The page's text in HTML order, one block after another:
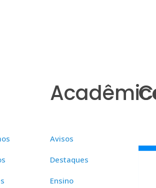
Avisos
Destaques
Ensino